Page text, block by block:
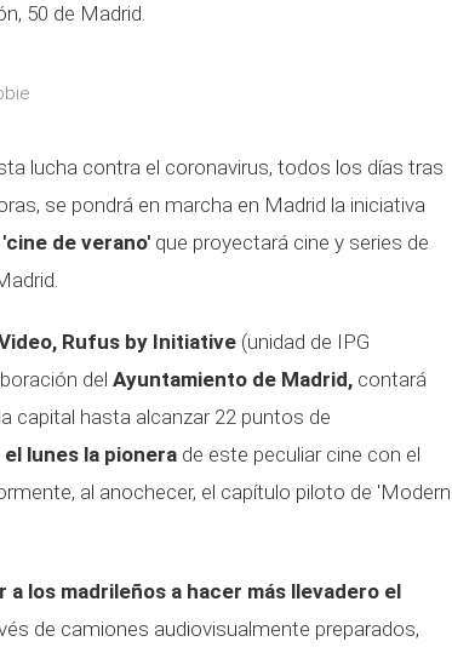
50 de Madrid.
lucha contra el coronavirus, todos los días tras
se pondrá en marcha en Madrid la iniciativa
'cine de verano' que proyectará cine y series de
Rufus by Initiative (unidad de IPG
del Ayuntamiento de Madrid, contará
capital hasta alcanzar 22 puntos de
lunes la pionera de este peculiar cine con el
al anochecer, el capítulo piloto de 'Modern
a los madrileños a hacer más llevadero el
de camiones audiovisualmente preparados,